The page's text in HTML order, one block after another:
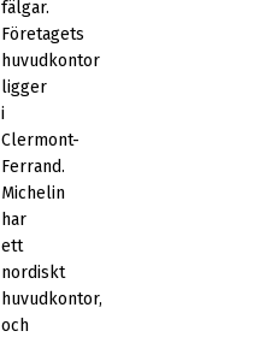
fälgar.
Företagets
huvudkontor
ligger
i
Clermont-
Ferrand.
Michelin
har
ett
nordiskt
huvudkontor,
och